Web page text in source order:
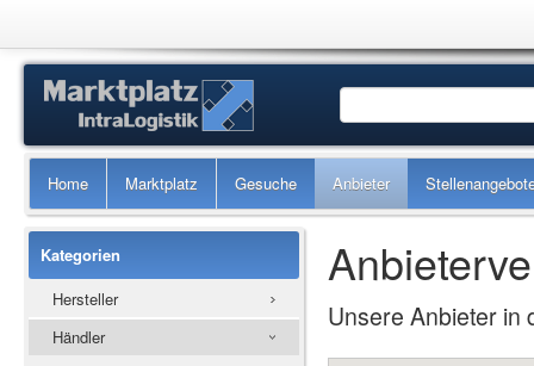
Home Marktplatz Gesuche Anbieter
Kategorien
Hersteller
Händler
Unsere Anbieter in